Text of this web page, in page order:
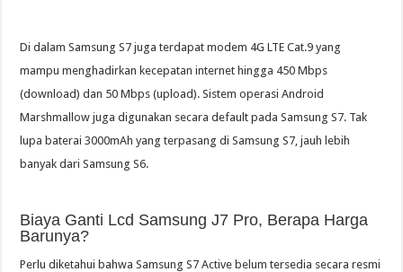
Di dalam Samsung S7 juga terdapat modem 4G LTE Cat.9 yang
mampu menghadirkan kecepatan internet hingga 450 Mbps
(download) dan 50 Mbps (upload). Sistem operasi Android
Marshmallow juga digunakan secara default pada Samsung S7. Tak
lupa baterai 3000mAh yang terpasang di Samsung S7, jauh lebih
banyak dari Samsung S6.
Biaya Ganti Lcd Samsung J7 Pro, Berapa Harga
Barunya?
Perlu diketahui bahwa Samsung S7 Active belum tersedia secara resmi